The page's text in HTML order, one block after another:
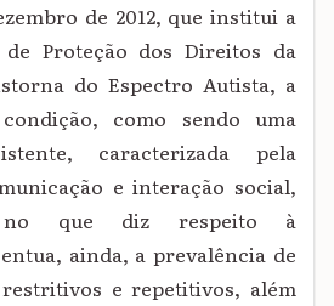
de 2012, que institui a
Proteção dos Direitos da
do Espectro Autista, a
como sendo uma
caracterizada pela
e interação social,
no que diz respeito à
ainda, a prevalência de
e repetitivos, além